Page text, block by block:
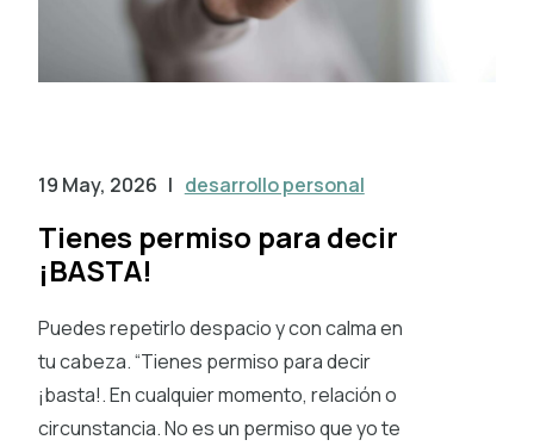
19 May, 2026 | desarrollo personal
Tienes permiso para decir
¡BASTA!
Puedes repetirlo despacio y con calma en
tu cabeza. “Tienes permiso para decir
¡basta!. En cualquier momento, relación o
circunstancia. No es un permiso que yo te